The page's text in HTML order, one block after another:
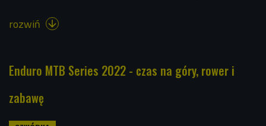
rozwiń 
Enduro MTB Series 2022 - czas na góry, rower i
zabawę